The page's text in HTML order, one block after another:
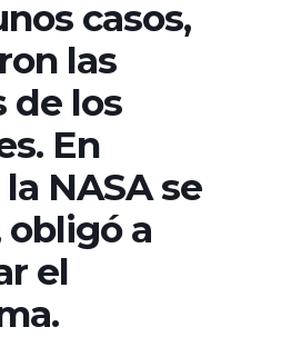
casos,
las
de los
En
NASA se
obligó a
el